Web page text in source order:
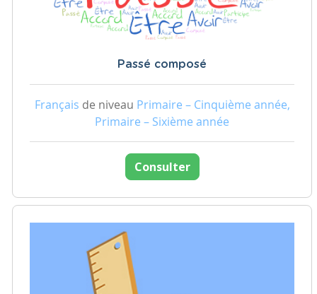
Passé composé
Français de niveau Primaire – Cinquième année,
Primaire – Sixième année
Consulter